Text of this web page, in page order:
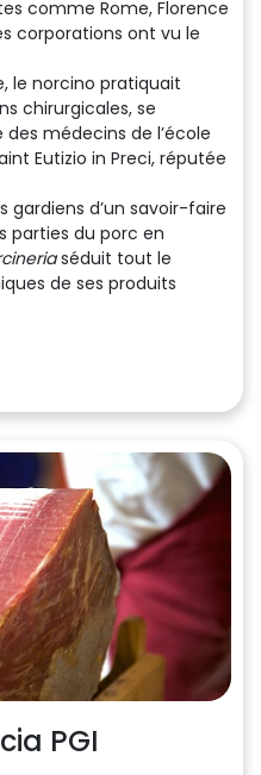
comme Rome, Florence
corporations ont vu le
le norcino pratiquait
chirurgicales, se
médecins de l’école
Eutizio in Preci, réputée
gardiens d’un savoir-faire
parties du porc en
séduit tout le
de ses produits
PGI